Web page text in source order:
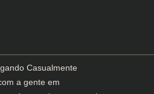
Casualmente
a gente em